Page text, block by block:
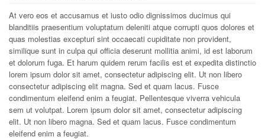
At vero eos et accusamus et iusto odio dignissimos ducimus qui
blanditiis praesentium voluptatum deleniti atque corrupti quos dolores et
quas molestias excepturi sint occaecati cupiditate non provident,
similique sunt in culpa qui officia deserunt mollitia animi, id est laborum
et dolorum fuga. Et harum quidem rerum facilis est et expedita distinctio
lorem ipsum dolor sit amet, consectetur adipiscing elit. Ut non libero
consectetur adipiscing elit magna. Sed et quam lacus. Fusce
condimentum eleifend enim a feugiat. Pellentesque viverra vehicula
sem ut volutpat. Lorem ipsum dolor sit amet, consectetur adipiscing
elit. Ut non libero magna. Sed et quam lacus. Fusce condimentum
eleifend enim a feugiat.